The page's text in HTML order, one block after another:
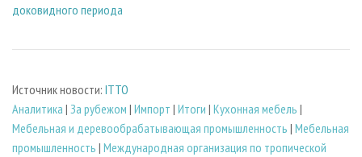
доковидного периода
Источник новости: ITTO
Аналитика | За рубежом | Импорт | Итоги | Кухонная мебель |
Мебельная и деревообрабатывающая промышленность | Мебельная
промышленность | Международная организация по тропической